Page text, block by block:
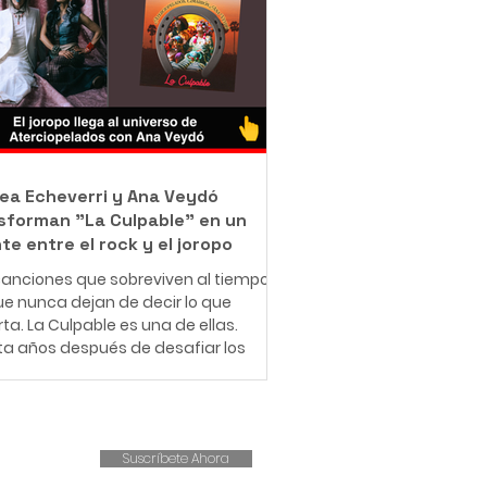
como barrendero en las calles de
con una misión que resume en
"Bendecido para bendecir".
muy pequeño, Leonardo entendió
significa enfrentar dificultades
Creció en una familia de
r
Echeverri y Ana Veydó
"La Culpable" en un
entre el rock y el joropo
que sobreviven al tiempo
nunca dejan de decir lo que
La Culpable es una de ellas.
años después de desafiar los
por la voz indómita de Ana
Suscríbete Ahora